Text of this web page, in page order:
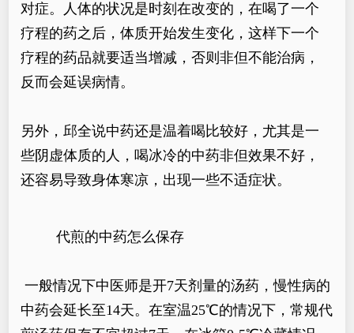
对症。人体的状况是时刻在改变的，在喝了一个
疗程的药之后，体质开始发生变化，这样下一个
疗程的药品就要适当增减，否则非但不能治病，
反而会延误病情。
另外，邱全说中药还是温着喝比较好，尤其是一
些阴虚体质的人，喝冰冷的中药非但效果不好，
还容易导致身体寒凉，出现一些不适症状。
代煎的中药怎么保存
一般情况下中医师是开7天剂量的汤药，慢性病的
中药会延长至14天。在室温25℃的情况下，常规代